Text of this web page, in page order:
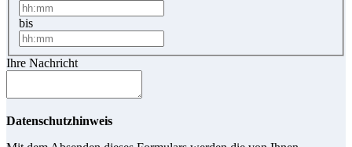
bis
Ihre Nachricht
Datenschutzhinweis